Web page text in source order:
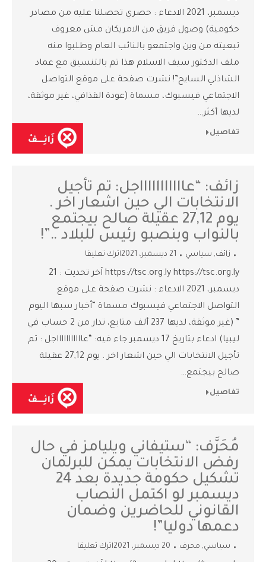
ديسمبر، 2021 الادعاء : حصري تحصلنا عليه من مصادر
حكومية) وصول فريق من الامريكان مش معروف
تبعيته من وين واجتمعو بالنائب العام وطلبوا منه
ملف الدكتور سيف الاسلام هذا تم بالتنسيق مع عماد
الشاذلي السايح”! نشرت صفحة على موقع التواصل
الاجتماعي فيسبوك، مسماة (عودة القذافي، غير موثقة،
لديها أكثر…
تفاصيل
زائف: “عاااااااااااجل: تم تأجيل
الانتخابات الي حين اشعار اخر .
يوم 27,12 عقيلة صالح بيجتمع
بالنواب وبنصبو رئيس للبلاد ..”!
زائف, سياسي 21 ديسمبر، 2021 اترك تعليقا
https://tsc.org.ly https://tsc.org.ly آخر تحديث : 21
ديسمبر، 2021 الادعاء : نشرت صفحة على موقع
التواصل الاجتماعي فيسبوك مسماة “أخبار سبها اليوم
” (غير موثقة، لديها 237 ألف متابع، تدار من 2 حساب في
ليبيا) ادعاء بتاريخ 17 ديسمبر جاء فيه: “عاااااااااااجل : تم
تأجيل الانتخابات الي حين اشعار اخر . يوم 27,12 عقيلة
صالح بيجتمع…
تفاصيل
مُحَرَّف: “ستيفاني ويليامز في حال
رفض الانتخابات يمكن للبرلمان
تشكيل حكومة جديدة بعد 24
ديسمبر لو اكتمل النصاب
القانوني للحاضرين وضمان
دعمها دوليا”!
سياسي, محرف 20 ديسمبر، 2021 اترك تعليقا